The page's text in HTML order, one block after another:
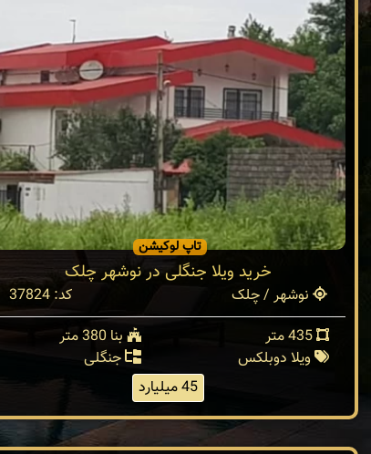
تاپ لوکیشن
خرید ویلا جنگلی در نوشهر چلک
نوشهر / چلک
کد: 37824
بنا 380 متر
ویلا دوبلکس
جنگلی
45 میلیارد